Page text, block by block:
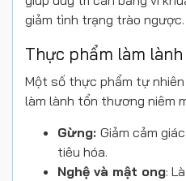
giảm tình trạng trào ngược.
Thực phẩm làm
Một số thực phẩm tự
làm lành tổn thương niêm
Gừng: Giảm cảm
tiêu hóa.
Nghệ và mật ong: